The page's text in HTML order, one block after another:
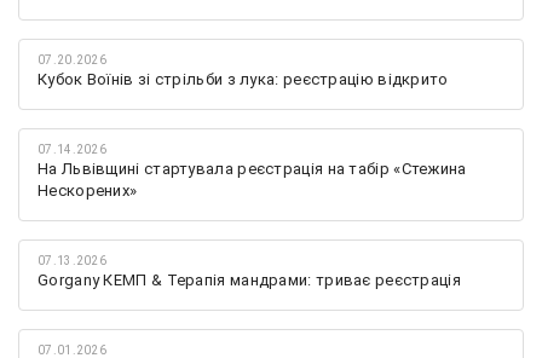
07.20.2026
Кубок Воїнів зі стрільби з лука: реєстрацію відкрито
07.14.2026
На Львівщині стартувала реєстрація на табір «Стежина
Нескорених»
07.13.2026
Gorgany КЕМП & Терапія мандрами: триває реєстрація
07.01.2026